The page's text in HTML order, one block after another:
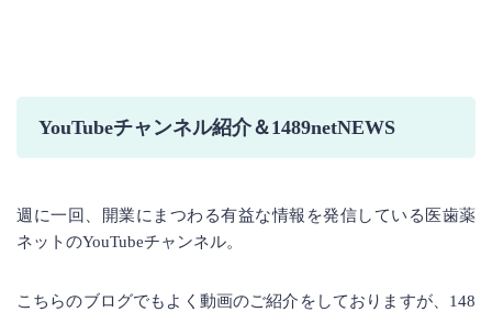
YouTubeチャンネル紹介＆1489netNEWS
週に一回、開業にまつわる有益な情報を発信している医歯薬
ネットのYouTubeチャンネル。
こちらのブログでもよく動画のご紹介をしておりますが、148